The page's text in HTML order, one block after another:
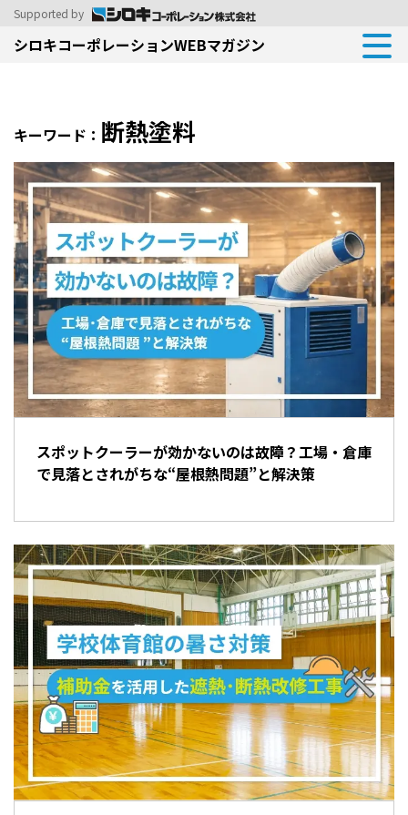
シロキコーポレーションWEBマガジン
Supported by
キーワード： 断熱塗料
スポットクーラーが効かないのは故障？工場・倉庫
で見落とされがちな“屋根熱問題”と解決策